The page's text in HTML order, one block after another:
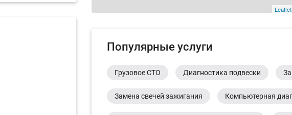
Leaflet
Популярные услуги
Грузовое СТО Диагностика подвески
Замена свечей зажигания Компьютерная